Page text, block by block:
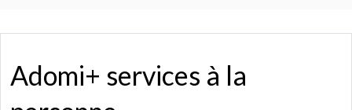
Adomi+ services à la